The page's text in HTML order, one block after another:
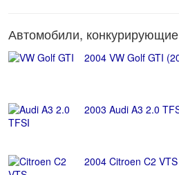
Автомобили,
2004 VW Golf GTI
2003 Audi A3 2.0
2004 Citroen C2